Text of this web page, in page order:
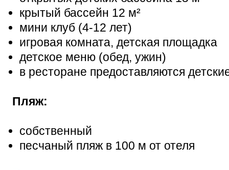
крытый бассейн 12 м²
мини клуб (4-12 лет)
игровая комната, детская площадка
детское меню (обед, ужин)
в ресторане предоставляются
Пляж:
собственный
песчаный пляж в 100 м от отеля